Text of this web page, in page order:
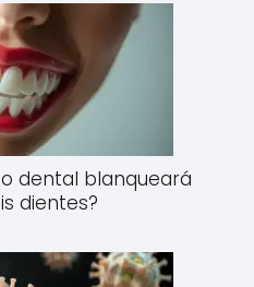
dental blanqueará
dientes?